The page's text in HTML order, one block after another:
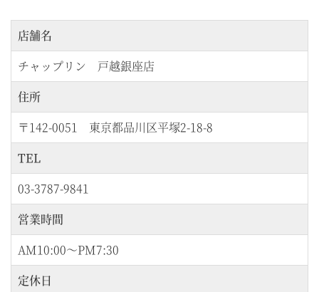
店舗名
チャップリン 戸越銀座店
住所
〒142-0051 東京都品川区平塚2-18-8
TEL
03-3787-9841
営業時間
AM10:00～PM7:30
定休日